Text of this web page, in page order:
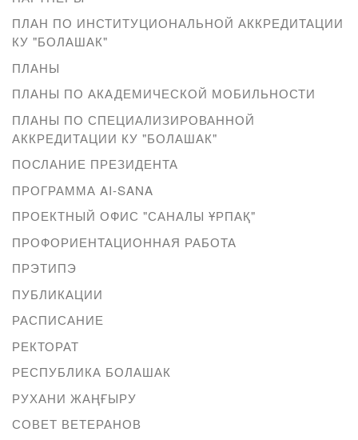
ПЛАН ПО ИНСТИТУЦИОНАЛЬНОЙ АККРЕДИТАЦИИ
КУ "БОЛАШАК"
ПЛАНЫ
ПЛАНЫ ПО АКАДЕМИЧЕСКОЙ МОБИЛЬНОСТИ
ПЛАНЫ ПО СПЕЦИАЛИЗИРОВАННОЙ
АККРЕДИТАЦИИ КУ "БОЛАШАК"
ПОСЛАНИЕ ПРЕЗИДЕНТА
ПРОГРАММА AI-SANA
ПРОЕКТНЫЙ ОФИС "САНАЛЫ ҰРПАҚ"
ПРОФОРИЕНТАЦИОННАЯ РАБОТА
ПРЭТИПЭ
ПУБЛИКАЦИИ
РАСПИСАНИЕ
РЕКТОРАТ
РЕСПУБЛИКА БОЛАШАК
РУХАНИ ЖАҢҒЫРУ
СОВЕТ ВЕТЕРАНОВ